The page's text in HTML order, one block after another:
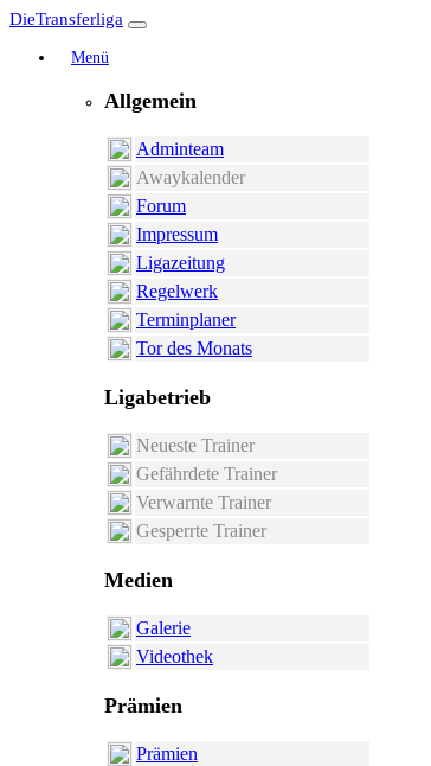
DieTransferliga
Menü
Allgemein
Adminteam
Awaykalender
Forum
Impressum
Ligazeitung
Regelwerk
Terminplaner
Tor des Monats
Ligabetrieb
Neueste Trainer
Gefährdete Trainer
Verwarnte Trainer
Gesperrte Trainer
Medien
Galerie
Videothek
Prämien
Prämien